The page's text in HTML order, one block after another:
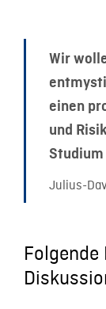
Wir
einen
und
Studium
Julius-